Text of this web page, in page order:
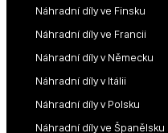
Náhradní díly ve Finsku
Náhradní díly ve Francii
Náhradní díly v Německu
Náhradní díly v Itálii
Náhradní díly v Polsku
Náhradní díly ve Španělsku